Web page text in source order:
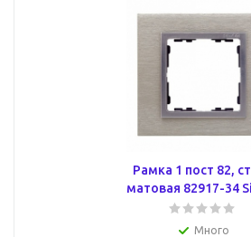
Рамка 1 пост 82,
матовая 82917-34
Много